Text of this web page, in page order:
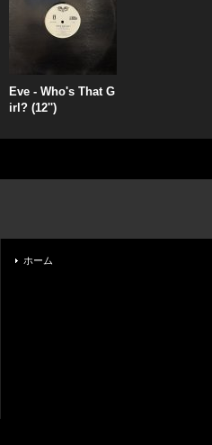
Eve - Who's That G
irl? (12'')
ホーム